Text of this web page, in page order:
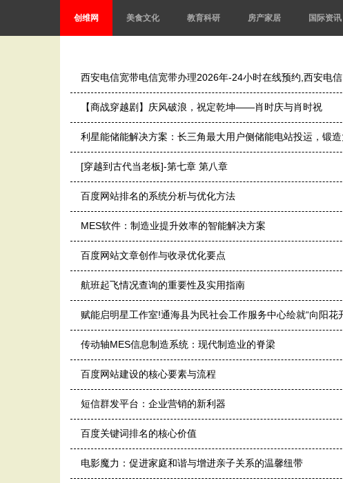
创维网 美食文化 教育科研 房产家居 国际资讯
西安电信宽带电信宽带办理2026年-24小时在线预约,西安电
【商战穿越剧】庆风破浪，祝定乾坤——肖时庆与肖时祝
利星能储能解决方案：长三角最大用户侧储能电站投运，锻
[穿越到古代当老板]-第七章 第八章
百度网站排名的系统分析与优化方法
MES软件：制造业提升效率的智能解决方案
百度网站文章创作与收录优化要点
航班起飞情况查询的重要性及实用指南
赋能启明星工作室!通海县为民社会工作服务中心绘就“向阳花
传动轴MES信息制造系统：现代制造业的脊梁
百度网站建设的核心要素与流程
短信群发平台：企业营销的新利器
百度关键词排名的核心价值
电影魔力：促进家庭和谐与增进亲子关系的温馨纽带